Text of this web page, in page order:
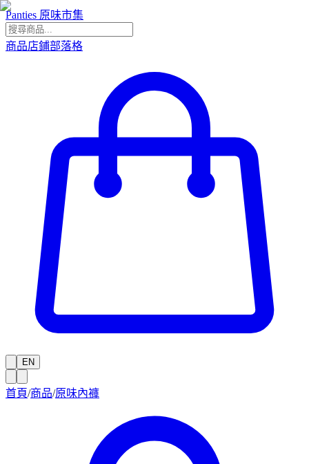
Panties 原味市集
商品店鋪部落格
EN
首頁/商品/原味內褲